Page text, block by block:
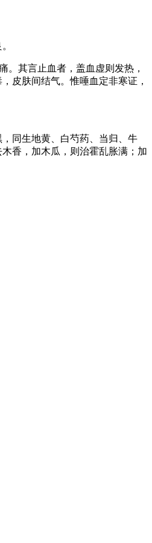
其言止血者，盖血虚则发热，
皮肤间结气。惟唾血定非寒证，
同生地黄、白芍药、当归、牛
香，加木瓜，则治霍乱胀满；加